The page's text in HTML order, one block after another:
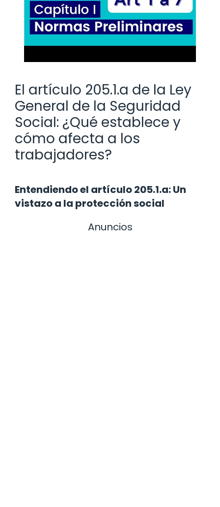
El artículo 205.1.a de la Ley
General de la Seguridad
Social: ¿Qué establece y
cómo afecta a los
trabajadores?
Entendiendo el artículo 205.1.a: Un
vistazo a la protección social
Anuncios